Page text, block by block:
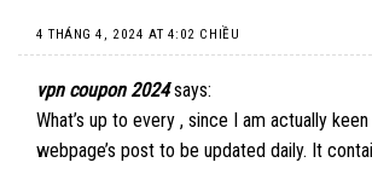
4 THÁNG 4, 2024 AT 4:02 CHIỀU
vpn coupon 2024 says:
What’s up to every , since I am actually
webpage’s post to be updated daily. It